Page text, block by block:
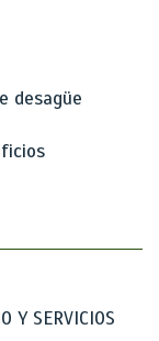
desagüe
Y SERVICIOS